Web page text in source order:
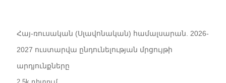
Հայ-ռուսական (Սլավոնական) համալսարան. 2026-
2027 ուստարվա ընդունելության մրցույթի
արդյունքները